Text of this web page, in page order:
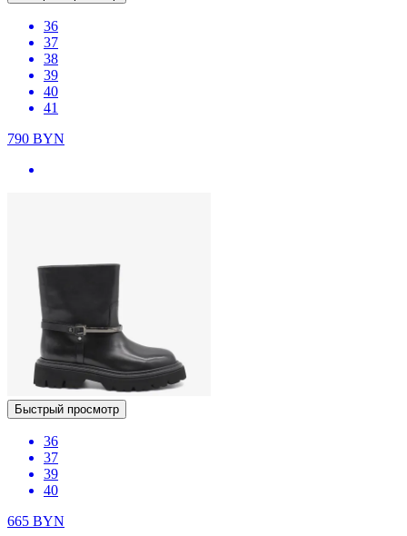
36
37
38
39
40
41
790 BYN
Быстрый просмотр
36
37
39
40
665 BYN